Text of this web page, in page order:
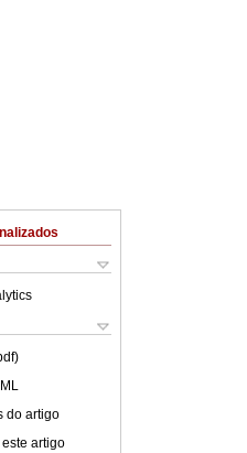
do artigo
artigo